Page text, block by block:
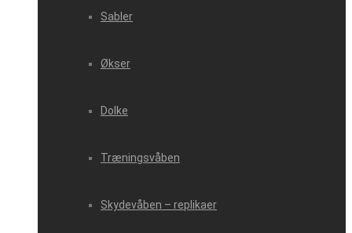
Sabler
Økser
Dolke
Træningsvåben
Skydevåben – replikaer